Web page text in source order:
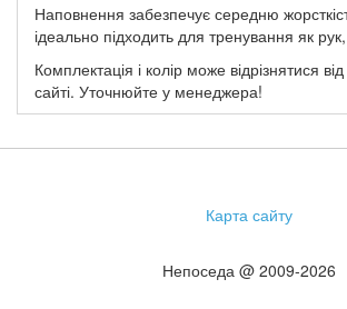
Наповнення забезпечує середню
ідеально підходить для тренування як рук,
Комплектація і колір може відрізнятися
сайті. Уточнюйте у менеджера!
Карта сайту
Непоседа @ 2009-2026